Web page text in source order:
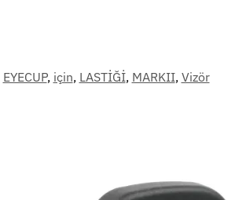
EYECUP, için, LASTİĞİ, MARKII, Vizör